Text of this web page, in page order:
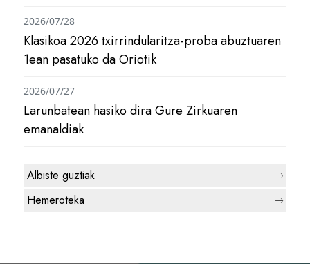
Klasikoa 2026 txirrindularitza-proba abuztuaren
1ean pasatuko da Oriotik
2026/07/28
Larunbatean hasiko dira Gure Zirkuaren
emanaldiak
2026/07/27
Albiste guztiak
Hemeroteka